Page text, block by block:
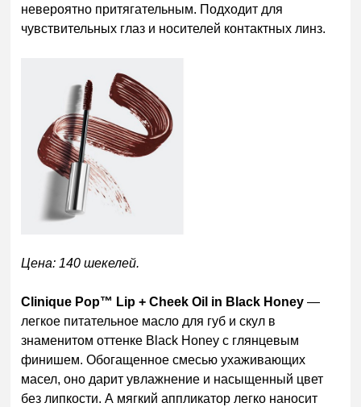
невероятно притягательным. Подходит для
чувствительных глаз и носителей контактных линз.
Цена: 140 шекелей.
Clinique Pop™ Lip + Cheek Oil in Black Honey —
легкое питательное масло для губ и скул в
знаменитом оттенке Black Honey с глянцевым
финишем. Обогащенное смесью ухаживающих
масел, оно дарит увлажнение и насыщенный цвет
без липкости. А мягкий аппликатор легко наносит